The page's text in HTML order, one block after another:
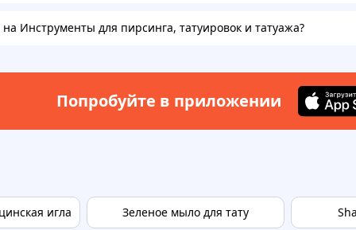
Инструменты для пирсинга, татуировок и татуажа?
Попробуйте в приложении
игла Зеленое мыло для тату